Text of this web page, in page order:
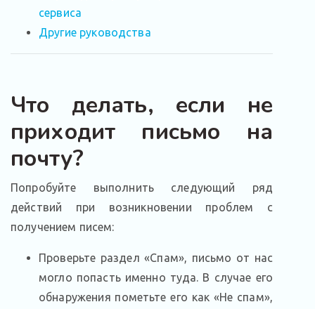
сервиса
Другие руководства
Что делать, если не
приходит письмо на
почту?
Попробуйте выполнить следующий ряд
действий при возникновении проблем с
получением писем:
Проверьте раздел «Спам», письмо от нас
могло попасть именно туда. В случае его
обнаружения пометьте его как «Не спам»,